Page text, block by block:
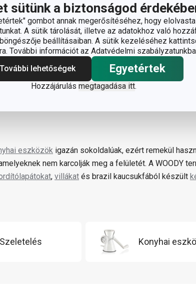
sütünk a biztonságod
gombot annak megerősítéséhez, hogy
A sütik tárolását, illetve az adatokhoz való
beállításaiban. A sütik kezeléséhez
További információt az Adatvédelmi
További lehetőségek
Egyetértek
Hozzájárulás megtagadása itt.
eszközök igazán sokoldalúak, ezért remekül
nem karcolják meg a felületét. A WOODY
, villákat és brazil kaucsukfából készült
Szeletelés Konyhai